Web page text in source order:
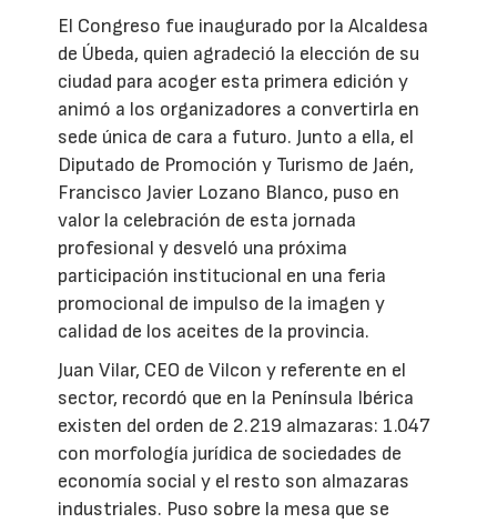
El Congreso fue inaugurado por la Alcaldesa
de Úbeda, quien agradeció la elección de su
ciudad para acoger esta primera edición y
animó a los organizadores a convertirla en
sede única de cara a futuro. Junto a ella, el
Diputado de Promoción y Turismo de Jaén,
Francisco Javier Lozano Blanco, puso en
valor la celebración de esta jornada
profesional y desveló una próxima
participación institucional en una feria
promocional de impulso de la imagen y
calidad de los aceites de la provincia.
Juan Vilar, CEO de Vilcon y referente en el
sector, recordó que en la Península Ibérica
existen del orden de 2.219 almazaras: 1.047
con morfología jurídica de sociedades de
economía social y el resto son almazaras
industriales. Puso sobre la mesa que se